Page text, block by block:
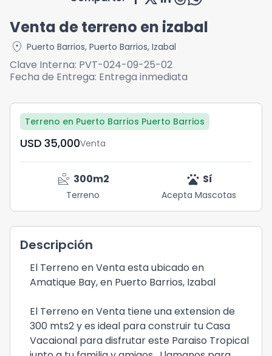
Venta de terreno en izabal
location_on Puerto Barrios, Puerto Barrios, Izabal
Clave Interna: PVT-024-09-25-02
Fecha de Entrega: Entrega inmediata
Terreno en Puerto Barrios Puerto Barrios
USD	35,000Venta
landslide 300m2
Terreno
pets Sí
Acepta Mascotas
Descripción
El Terreno en Venta esta ubicado en
Amatique Bay, en Puerto Barrios, Izabal
El Terreno en Venta tiene una extension de
300 mts2 y es ideal para construir tu Casa
Vacaional para disfrutar este Paraiso Tropical